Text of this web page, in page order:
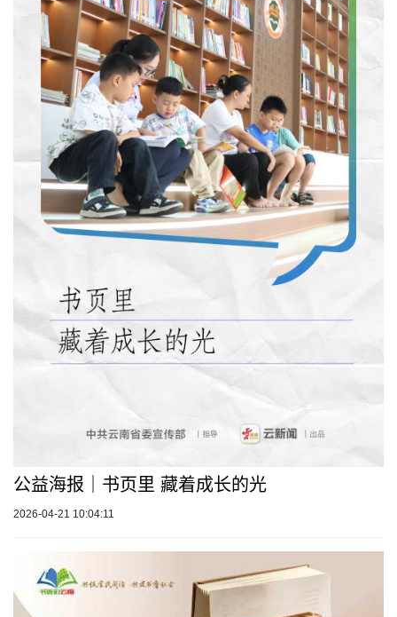
公益海报｜书页里 藏着成长的光
2026-04-21 10:04:11